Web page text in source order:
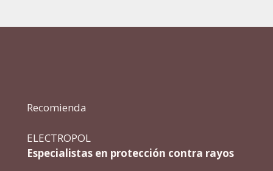
Recomienda
ELECTROPOL
Especialistas en protección contra rayos